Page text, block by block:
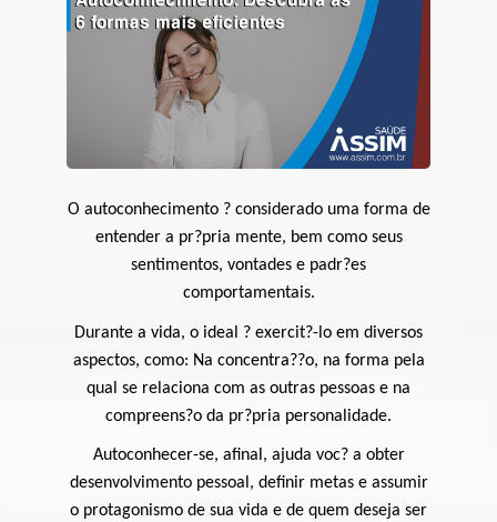
O autoconhecimento ? considerado uma forma de
entender a pr?pria mente, bem como seus
sentimentos, vontades e padr?es
comportamentais.
Durante a vida, o ideal ? exercit?-lo em diversos
aspectos, como: Na concentra??o, na forma pela
qual se relaciona com as outras pessoas e na
compreens?o da pr?pria personalidade.
Autoconhecer-se, afinal, ajuda voc? a obter
desenvolvimento pessoal, definir metas e assumir
o protagonismo de sua vida e de quem deseja ser